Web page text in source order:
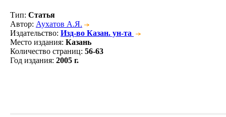
Тип: Статья
Автор: Аухатов А.Я.
Издательство: Изд-во Казан. ун-та
Место издания: Казань
Количество страниц: 56-63
Год издания: 2005 г.